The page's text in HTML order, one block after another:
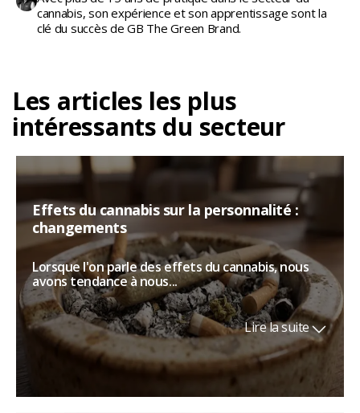
cannabis, son expérience et son apprentissage sont la
clé du succès de GB The Green Brand.
Les articles les plus
intéressants du secteur
Effets du cannabis sur la personnalité :
changements
Lorsque l'on parle des effets du cannabis, nous
avons tendance à nous...
Lire la suite